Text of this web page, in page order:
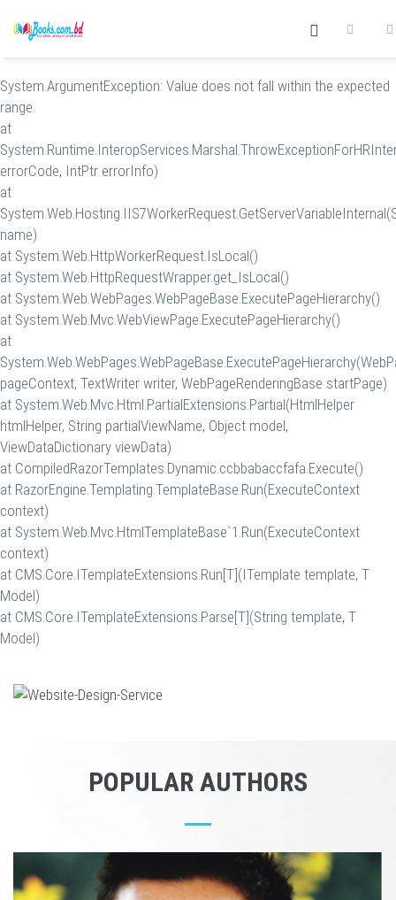
System.ArgumentException: Value does not fall within the expected
range.
at
errorCode, IntPtr errorInfo)
at
name)
at System.Web.HttpWorkerRequest.IsLocal()
at System.Web.HttpRequestWrapper.get_IsLocal()
at System.Web.WebPages.WebPageBase.ExecutePageHierarchy()
at System.Web.Mvc.WebViewPage.ExecutePageHierarchy()
at
pageContext, TextWriter writer, WebPageRenderingBase startPage)
at System.Web.Mvc.Html.PartialExtensions.Partial(HtmlHelper
htmlHelper, String partialViewName, Object model,
ViewDataDictionary viewData)
at CompiledRazorTemplates.Dynamic.ccbbabaccfafa.Execute()
at RazorEngine.Templating.TemplateBase.Run(ExecuteContext
context)
at System.Web.Mvc.HtmlTemplateBase`1.Run(ExecuteContext
context)
at CMS.Core.ITemplateExtensions.Run[T](ITemplate template, T
Model)
at CMS.Core.ITemplateExtensions.Parse[T](String template, T
Model)
POPULAR AUTHORS